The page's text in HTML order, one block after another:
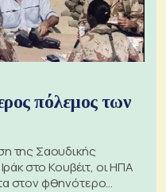
πόλεμος των
της Σαουδικής
στο Κουβέιτ, οι ΗΠΑ
στον φθηνότερο